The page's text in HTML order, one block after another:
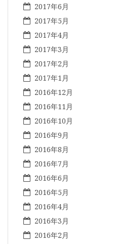
2017年6月
2017年5月
2017年4月
2017年3月
2017年2月
2017年1月
2016年12月
2016年11月
2016年10月
2016年9月
2016年8月
2016年7月
2016年6月
2016年5月
2016年4月
2016年3月
2016年2月